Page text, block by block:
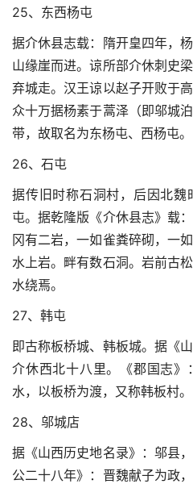
25、东西杨屯
据介休县志载：隋开皇四年，
山缘崖而进。谅所部介休刺史
弃城走。汉王谅以赵子开败于
众十万据杨素于蒿泽（即邬城
带，故取名为东杨屯、西杨屯。
26、石屯
据传旧时称石洞村，后因北魏
屯。据乾隆版《介休县志》载
冈有二岩，一如雀粪碎砌，一
水上岩。畔有数石洞。岩前古
水绕焉。
27、韩屯
即古称板桥城、韩板城。据《
介休西北十八里。《郡国志》
水，以板桥为渡，又称韩板村。
28、邬城店
据《山西历史地名录》：邬县
公二十八年》：晋魏献子为政